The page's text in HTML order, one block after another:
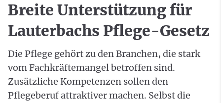
Breite Unterstützung für
Lauterbachs Pflege-Gesetz
Die Pflege gehört zu den Branchen, die stark
vom Fachkräftemangel betroffen sind.
Zusätzliche Kompetenzen sollen den
Pflegeberuf attraktiver machen. Selbst die